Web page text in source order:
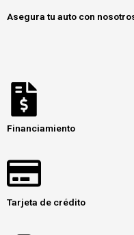
Asegura tu auto con
Financiamiento
Tarjeta de crédito